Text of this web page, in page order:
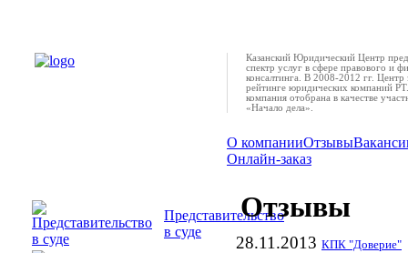
Представительство
в суде
Казанский Юридический Центр
спектр услуг в сфере правового и
консалтинга. В 2008-2012 гг. Центр
рейтинге юридических компаний
компания отобрана в качестве
«Начало дела».
О компанииОтзывы
Онлайн-заказ
Отзывы
28.11.2013 КПК "Доверие"